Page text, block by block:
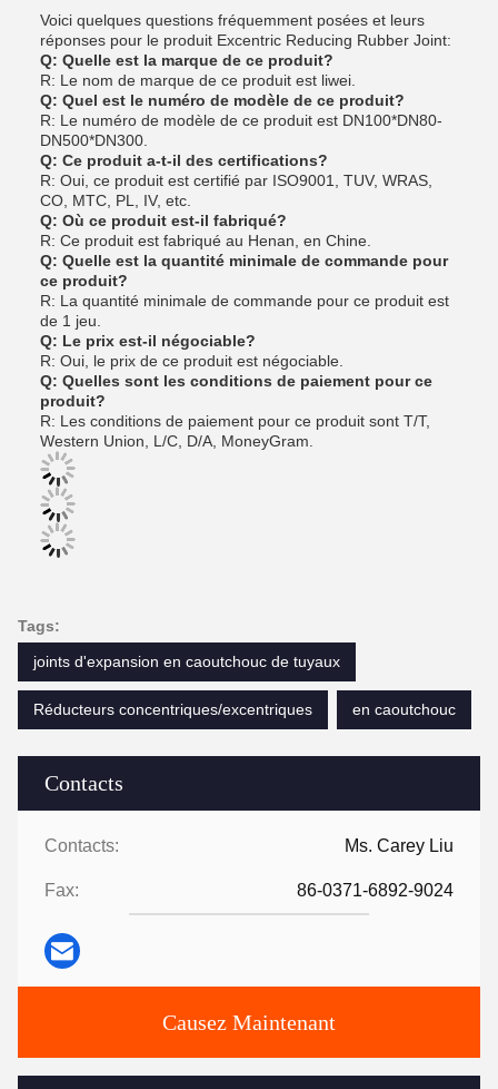
Contacts
Contacts: Ms. Carey Liu
Fax: 86-0371-6892-9024
Causez Maintenant
Voici quelques questions fréquemment posées et leurs
réponses pour le produit Excentric Reducing Rubber Joint:
Q: Quelle est la marque de ce produit?
R: Le nom de marque de ce produit est liwei.
Q: Quel est le numéro de modèle de ce produit?
R: Le numéro de modèle de ce produit est DN100*DN80-
DN500*DN300.
Q: Ce produit a-t-il des certifications?
R: Oui, ce produit est certifié par ISO9001, TUV, WRAS,
CO, MTC, PL, IV, etc.
Q: Où ce produit est-il fabriqué?
R: Ce produit est fabriqué au Henan, en Chine.
Q: Quelle est la quantité minimale de commande pour
ce produit?
R: La quantité minimale de commande pour ce produit est
de 1 jeu.
Q: Le prix est-il négociable?
R: Oui, le prix de ce produit est négociable.
Q: Quelles sont les conditions de paiement pour ce
produit?
R: Les conditions de paiement pour ce produit sont T/T,
Western Union, L/C, D/A, MoneyGram.
Tags:
joints d'expansion en caoutchouc de tuyaux
Réducteurs concentriques/excentriques en caoutchouc